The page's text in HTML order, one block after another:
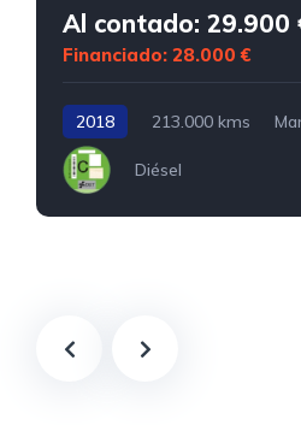
Al contado: 29.900
Financiado: 28.000 €
2018 213.000 kms
Diésel